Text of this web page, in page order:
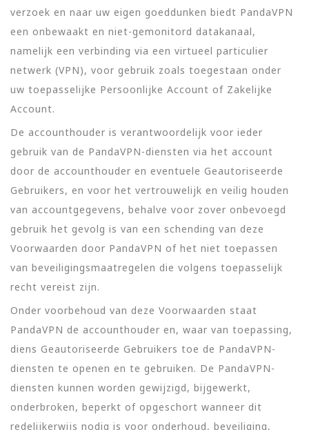
verzoek en naar uw eigen goeddunken biedt PandaVPN
een onbewaakt en niet-gemonitord datakanaal,
namelijk een verbinding via een virtueel particulier
netwerk (VPN), voor gebruik zoals toegestaan onder
uw toepasselijke Persoonlijke Account of Zakelijke
Account.
De accounthouder is verantwoordelijk voor ieder
gebruik van de PandaVPN-diensten via het account
door de accounthouder en eventuele Geautoriseerde
Gebruikers, en voor het vertrouwelijk en veilig houden
van accountgegevens, behalve voor zover onbevoegd
gebruik het gevolg is van een schending van deze
Voorwaarden door PandaVPN of het niet toepassen
van beveiligingsmaatregelen die volgens toepasselijk
recht vereist zijn.
Onder voorbehoud van deze Voorwaarden staat
PandaVPN de accounthouder en, waar van toepassing,
diens Geautoriseerde Gebruikers toe de PandaVPN-
diensten te openen en te gebruiken. De PandaVPN-
diensten kunnen worden gewijzigd, bijgewerkt,
onderbroken, beperkt of opgeschort wanneer dit
redelijkerwijs nodig is voor onderhoud, beveiliging,